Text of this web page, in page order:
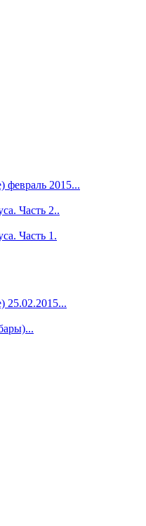
2015...
Часть 2..
Часть 1.
25.02.2015...